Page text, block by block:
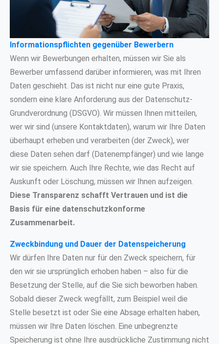
Informationspflichten gegenüber Bewerbern
Wenn wir Bewerbungen erhalten, müssen wir Sie als
Bewerber umfassend darüber informieren, was mit Ihren
Daten geschieht. Das ist nicht nur eine gute Praxis,
sondern eine klare Anforderung aus der Datenschutz-
Grundverordnung (DSGVO). Wir müssen Ihnen mitteilen,
wer wir sind (unsere Kontaktdaten), warum wir Ihre Daten
überhaupt erheben und verarbeiten (der Zweck), wer
diese Daten sehen darf (Datenempfänger) und wie lange
wir sie speichern. Auch Ihre Rechte, wie das Recht auf
Auskunft oder Löschung, müssen wir Ihnen aufzeigen.
Diese Transparenz schafft Vertrauen und ist die
Basis für eine datenschutzkonforme
Zusammenarbeit.
Zweckbindung und Dauer der Datenspeicherung
Wir dürfen Ihre Daten nur für den Zweck speichern, für
den wir sie ursprünglich erhoben haben – also für die
Besetzung der Stelle, auf die Sie sich beworben haben.
Sobald dieser Zweck wegfällt, zum Beispiel weil die
Stelle besetzt ist oder Sie eine Absage erhalten haben,
müssen wir Ihre Daten löschen. Eine unbegrenzte
Speicherung ist ohne Ihre ausdrückliche Zustimmung nicht